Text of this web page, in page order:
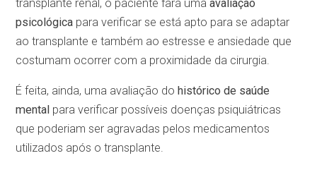
transplante renal, o paciente fará umaavaliação
psicológica para verificar se está apto para se adaptar
ao transplante e também ao estresse e ansiedade que
costumam ocorrer com a proximidade da cirurgia.
É feita, ainda, uma avaliação do histórico de saúde
mental para verificar possíveis doenças psiquiátricas
que poderiam ser agravadas pelos medicamentos
utilizados após o transplante.